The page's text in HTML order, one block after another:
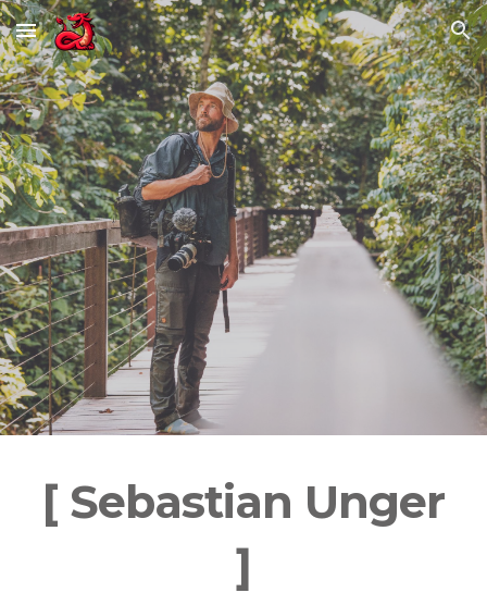
Skip to main content Skip to navigation
[ Sebastian Unger
]